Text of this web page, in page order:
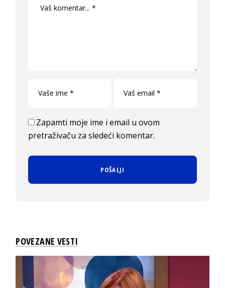
Zapamti moje ime i email u ovom
pretraživaču za sledeći komentar.
POVEZANE VESTI